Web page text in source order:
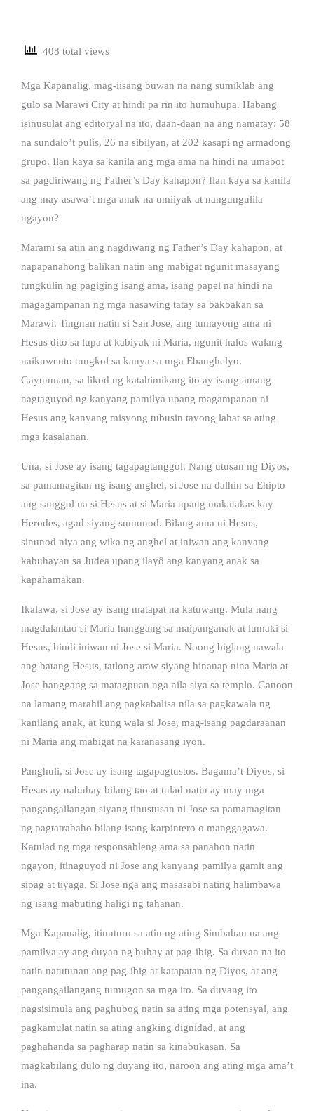
408 total views
Mga Kapanalig, mag-iisang buwan na nang sumiklab ang
gulo sa Marawi City at hindi pa rin ito humuhupa. Habang
isinusulat ang editoryal na ito, daan-daan na ang namatay: 58
na sundalo’t pulis, 26 na sibilyan, at 202 kasapi ng armadong
grupo. Ilan kaya sa kanila ang mga ama na hindi na umabot
sa pagdiriwang ng Father’s Day kahapon? Ilan kaya sa kanila
ang may asawa’t mga anak na umiiyak at nangungulila
ngayon?
Marami sa atin ang nagdiwang ng Father’s Day kahapon, at
napapanahong balikan natin ang mabigat ngunit masayang
tungkulin ng pagiging isang ama, isang papel na hindi na
magagampanan ng mga nasawing tatay sa bakbakan sa
Marawi. Tingnan natin si San Jose, ang tumayong ama ni
Hesus dito sa lupa at kabiyak ni Maria, ngunit halos walang
naikuwento tungkol sa kanya sa mga Ebanghelyo.
Gayunman, sa likod ng katahimikang ito ay isang amang
nagtaguyod ng kanyang pamilya upang magampanan ni
Hesus ang kanyang misyong tubusin tayong lahat sa ating
mga kasalanan.
Una, si Jose ay isang tagapagtanggol. Nang utusan ng Diyos,
sa pamamagitan ng isang anghel, si Jose na dalhin sa Ehipto
ang sanggol na si Hesus at si Maria upang makatakas kay
Herodes, agad siyang sumunod. Bilang ama ni Hesus,
sinunod niya ang wika ng anghel at iniwan ang kanyang
kabuhayan sa Judea upang ilayô ang kanyang anak sa
kapahamakan.
Ikalawa, si Jose ay isang matapat na katuwang. Mula nang
magdalantao si Maria hanggang sa maipanganak at lumaki si
Hesus, hindi iniwan ni Jose si Maria. Noong biglang nawala
ang batang Hesus, tatlong araw siyang hinanap nina Maria at
Jose hanggang sa matagpuan nga nila siya sa templo. Ganoon
na lamang marahil ang pagkabalisa nila sa pagkawala ng
kanilang anak, at kung wala si Jose, mag-isang pagdaraanan
ni Maria ang mabigat na karanasang iyon.
Panghuli, si Jose ay isang tagapagtustos. Bagama’t Diyos, si
Hesus ay nabuhay bilang tao at tulad natin ay may mga
pangangailangan siyang tinustusan ni Jose sa pamamagitan
ng pagtatrabaho bilang isang karpintero o manggagawa.
Katulad ng mga responsableng ama sa panahon natin
ngayon, itinaguyod ni Jose ang kanyang pamilya gamit ang
sipag at tiyaga. Si Jose nga ang masasabi nating halimbawa
ng isang mabuting haligi ng tahanan.
Mga Kapanalig, itinuturo sa atin ng ating Simbahan na ang
pamilya ay ang duyan ng buhay at pag-ibig. Sa duyan na ito
natin natutunan ang pag-ibig at katapatan ng Diyos, at ang
pangangailangang tumugon sa mga ito. Sa duyang ito
nagsisimula ang paghubog natin sa ating mga potensyal, ang
pagkamulat natin sa ating angking dignidad, at ang
paghahanda sa pagharap natin sa kinabukasan. Sa
magkabilang dulo ng duyang ito, naroon ang ating mga ama’t
ina.